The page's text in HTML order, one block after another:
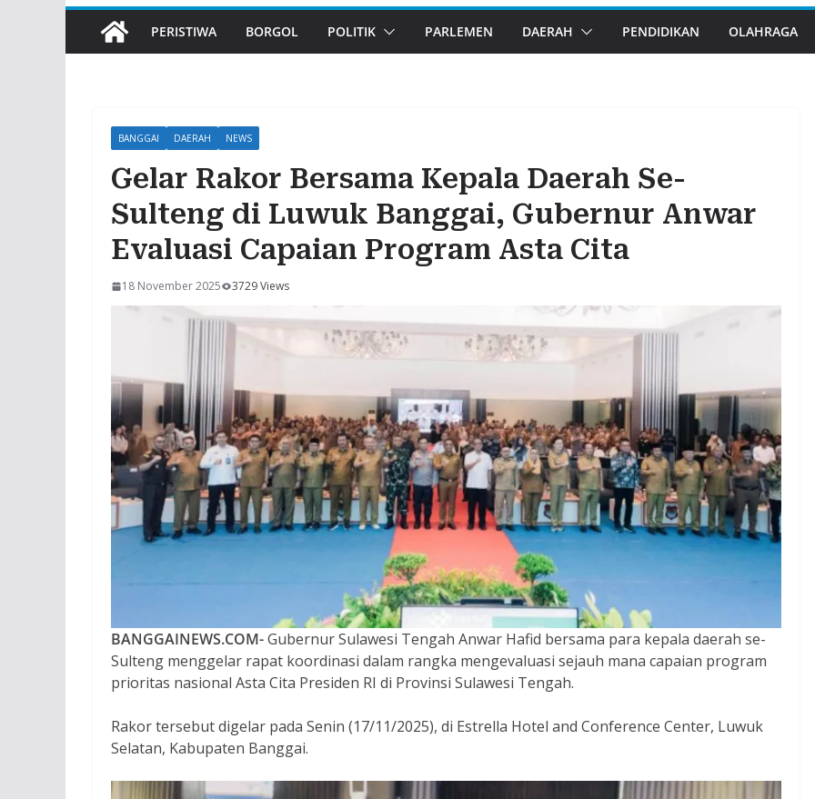
PERISTIWA BORGOL POLITIK PARLEMEN DAERAH PENDIDIKAN OLAHRAGA
BANGGAI DAERAH NEWS
Gelar Rakor Bersama Kepala Daerah Se-
Sulteng di Luwuk Banggai, Gubernur Anwar
Evaluasi Capaian Program Asta Cita
18 November 2025 3729 Views
BANGGAINEWS.COM-Gubernur Sulawesi Tengah Anwar Hafid bersama para kepala daerah se-
Sulteng menggelar rapat koordinasi dalam rangka mengevaluasi sejauh mana capaian program
prioritas nasional Asta Cita Presiden RI di Provinsi Sulawesi Tengah.
Rakor tersebut digelar pada Senin (17/11/2025), di Estrella Hotel and Conference Center, Luwuk
Selatan, Kabupaten Banggai.